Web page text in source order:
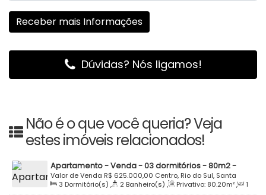
Dúvidas? Nós ligamos!
Não é o que você queria? Veja
estes imóveis relacionados!
Apartamento - Venda - 03 dormitórios - 80m2 -
Semi Mobiliado - Edifício Lesi Werner Teixeira -
Santana - Rio do Sul
R$ 625.000,00
Valor de Venda
Centro, Rio do Sul, Santa
Catarina, Brasil
3 Dormitório(s) , 2 Banheiro(s) , Privativo: 80.20m²,
1